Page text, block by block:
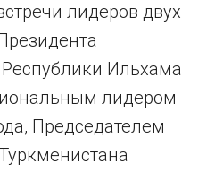
лидеров двух
Ильхама
лидером
Председателем